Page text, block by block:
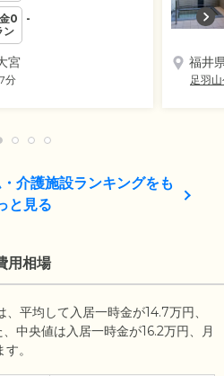
0
ン
-
宮
分
福井
足羽
介護施設ランキングをも
と見る
用相場
平均して入居一時金が14.7万円、
中央値は入居一時金が16.2万円、月
。